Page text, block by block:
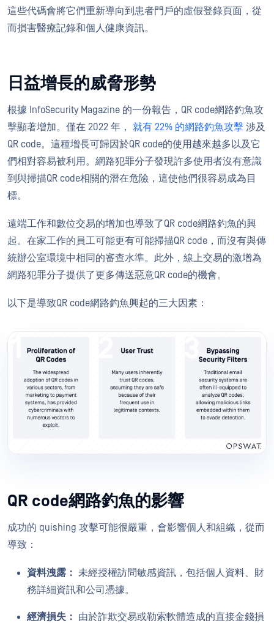
這些代碼會將它們重新導向到患者門戶的虛假登錄頁面，從
而損害醫療記錄和個人健康資訊。
日益增長的威脅形勢
根據 InfoSecurity Magazine 的一份報告，QR code網路釣魚攻
擊顯著增加。僅在 2022 年， 就有 22% 的網路釣魚攻擊 涉及
QR code。這種增長可歸因於QR code的使用越來越多以及它
們相對容易被利用。網路犯罪分子發現許多使用者沒有意識
到與掃描QR code相關的潛在危險，這使他們很容易成為目
標。
遠端工作和數位交易的增加也導致了QR code網路釣魚的興
起。在家工作的員工可能更有可能掃描QR code，而沒有與傳
統辦公室環境中相同的審查水準。此外，線上交易的激增為
網路犯罪分子提供了更多傳送惡意QR code的機會。
以下是導致QR code網路釣魚興起的三大因素：
QR code網路釣魚的影響
成功的 quishing 攻擊可能很嚴重，會影響個人和組織，從而
導致：
資料洩露： 未經授權訪問敏感資訊，包括個人資料、財
務詳細資訊和公司憑據。
經濟損失：
由於詐欺交易或勒索軟體造成的直接金錢損